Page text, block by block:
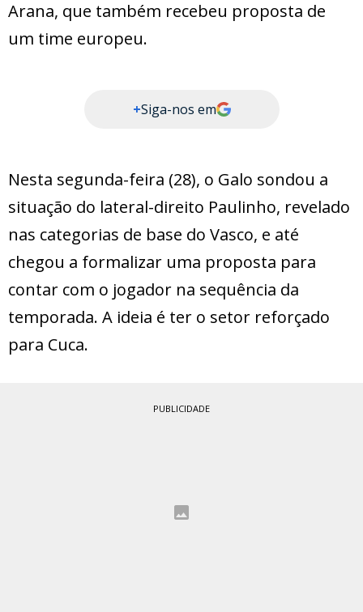
Arana, que também recebeu proposta de
um time europeu.
+Siga-nos em
Nesta segunda-feira (28), o Galo sondou a
situação do lateral-direito Paulinho, revelado
nas categorias de base do Vasco, e até
chegou a formalizar uma proposta para
contar com o jogador na sequência da
temporada. A ideia é ter o setor reforçado
para Cuca.
PUBLICIDADE